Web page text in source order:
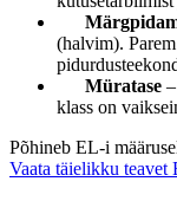
(halvim).
Müratase
klass on
Põhineb EL-i
Vaata täielikku